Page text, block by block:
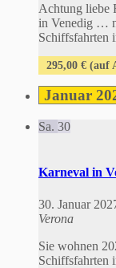
Achtung liebe
in Venedig …
Schiffsfahrten
295,00 € (auf
Januar
Sa. 30
Karneval in
30. Januar
Verona
Sie wohnen
Schiffsfahrten